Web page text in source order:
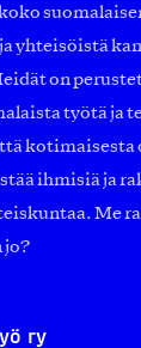
yhteisöistä
on
työtä ja
kotimaisesta
ihmisiä ja
Me
jo?
ry